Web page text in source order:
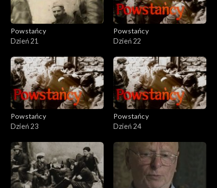
Powstańcy
Dzień 21
Powstańcy
Dzień 22
Powstańcy
Dzień 23
Powstańcy
Dzień 24